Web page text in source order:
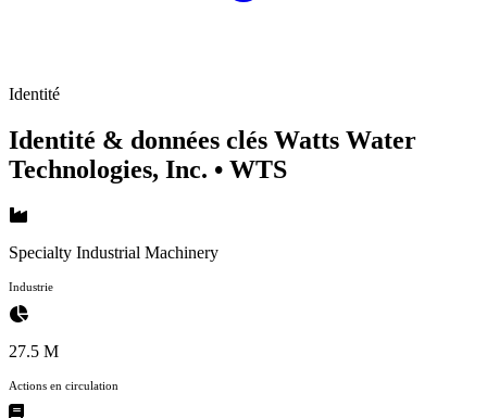
Identité
Identité & données clés Watts Water
Technologies, Inc. • WTS
Specialty Industrial Machinery
Industrie
27.5 M
Actions en circulation